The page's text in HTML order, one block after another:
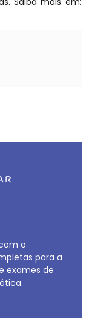
o
para a
exames de